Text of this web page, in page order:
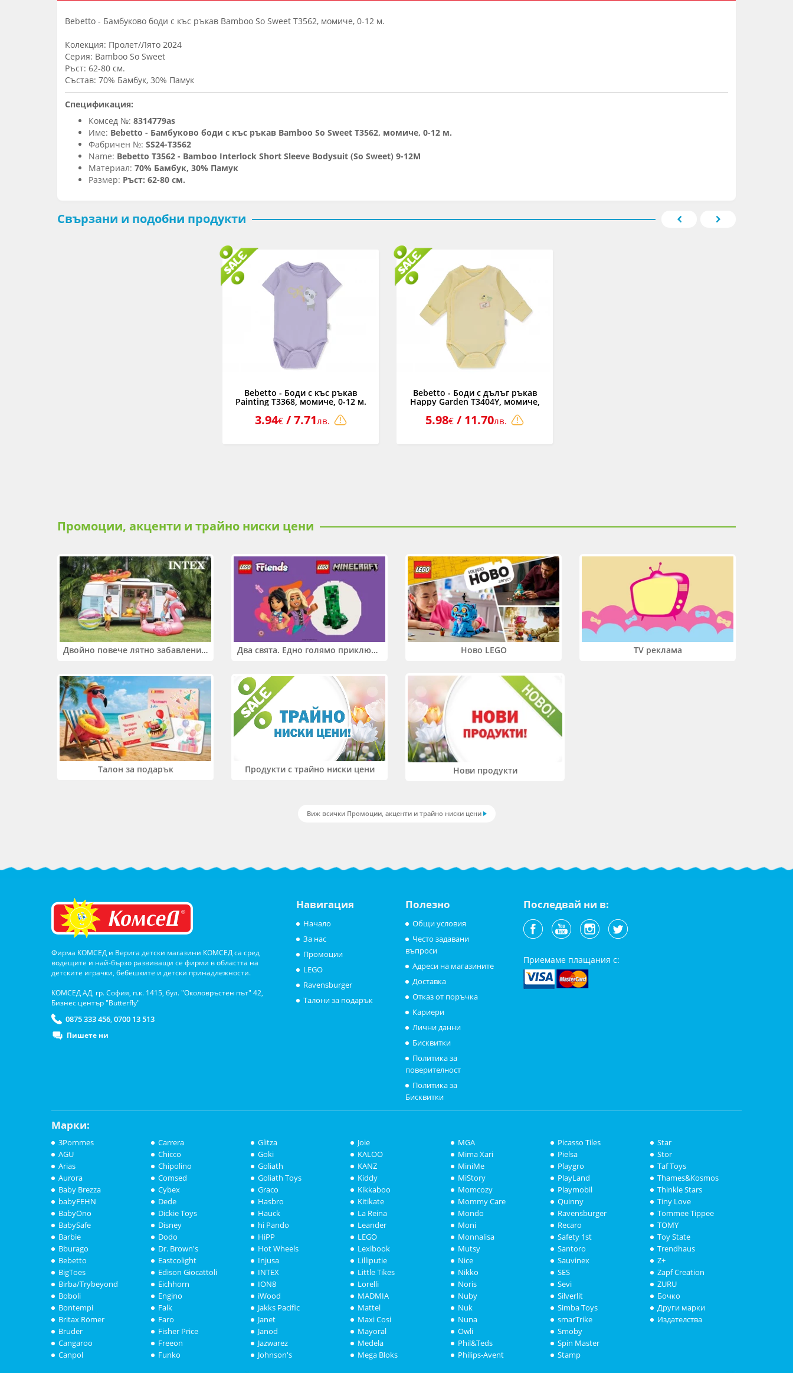
Bebetto - Бамбуково боди с къс ръкав Bamboo So Sweet T3562, момиче, 0-12 м.
Колекция: Пролет/Лято 2024
Серия: Bamboo So Sweet
Ръст: 62-80 см.
Състав: 70% Бамбук, 30% Памук
Спецификация:
Комсед №: 8314779as
Име: Bebetto - Бамбуково боди с къс ръкав Bamboo So Sweet T3562, момиче, 0-12 м.
Фабричен №: SS24-T3562
Name: Bebetto T3562 - Bamboo Interlock Short Sleeve Bodysuit (So Sweet) 9-12M
Материал: 70% Бамбук, 30% Памук
Размер: Ръст: 62-80 см.
Свързани и подобни продукти
Bebetto - Боди с къс ръкав
Painting T3368, момиче, 0-12 м.
3.94€/ 7.71лв.
Bebetto - Боди с дълъг ръкав
Happy Garden T3404Y, момиче,
5.98€ / 11.70лв.
Промоции, акценти и трайно ниски цени
Двойно повече лятно забавление! Купи 2 продукта INTEX и вземи -33% Два свята. Едно голямо приключение. Купи 2 продукта LEGO® Friends и/или LEGO® Minecraft и вземи -27% Ново LEGO TV реклама
Талон за подарък Продукти с трайно ниски цени Нови продукти
Виж всички Промоции, акценти и трайно ниски цени
Фирма КОМСЕД и Верига детски магазини КОМСЕД са сред
водещите и най-бързо развиващи се фирми в областта на
детските играчки, бебешките и детски принадлежности.
КОМСЕД АД, гр. София, п.к. 1415, бул. "Околовръстен път" 42,
Бизнес център "Butterfly"
0875 333 456, 0700 13 513
Пишете ни
Навигация
Начало
За нас
Промоции
LEGO
Ravensburger
Талони за подарък
Полезно
Общи условия
Често задавани
въпроси
Адреси на магазините
Доставка
Отказ от поръчка
Кариери
Лични данни
Бисквитки
Политика за
поверителност
Политика за
Бисквитки
Последвай ни в:
Приемаме плащания с:
Марки:
3Pommes
AGU
Arias
Aurora
Baby Brezza
babyFEHN
BabyOno
BabySafe
Barbie
Bburago
Bebetto
BigToes
Birba/Trybeyond
Boboli
Bontempi
Britax Römer
Bruder
Cangaroo
Canpol
Carrera
Chicco
Chipolino
Comsed
Cybex
Dede
Dickie Toys
Disney
Dodo
Dr. Brown's
Eastcolight
Edison Giocattoli
Eichhorn
Engino
Falk
Faro
Fisher Price
Freeon
Funko
Glitza
Goki
Goliath
Goliath Toys
Graco
Hasbro
Hauck
hi Pando
HiPP
Hot Wheels
Injusa
INTEX
ION8
iWood
Jakks Pacific
Janet
Janod
Jazwarez
Johnson's
Joie
KALOO
KANZ
Kiddy
Kikkaboo
Kitikate
La Reina
Leander
LEGO
Lexibook
Lilliputie
Little Tikes
Lorelli
MADMIA
Mattel
Maxi Cosi
Mayoral
Medela
Mega Bloks
MGA
Mima Xari
MiniMe
MiStory
Momcozy
Mommy Care
Mondo
Moni
Monnalisa
Mutsy
Nice
Nikko
Noris
Nuby
Nuk
Nuna
Owli
Phil&Teds
Philips-Avent
Picasso Tiles
Pielsa
Playgro
PlayLand
Playmobil
Quinny
Ravensburger
Recaro
Safety 1st
Santoro
Sauvinex
SES
Sevi
Silverlit
Simba Toys
smarTrike
Smoby
Spin Master
Stamp
Star
Stor
Taf Toys
Thames&Kosmos
Thinkle Stars
Tiny Love
Tommee Tippee
TOMY
Toy State
Trendhaus
Z+
Zapf Creation
ZURU
Бочко
Други марки
Издателства